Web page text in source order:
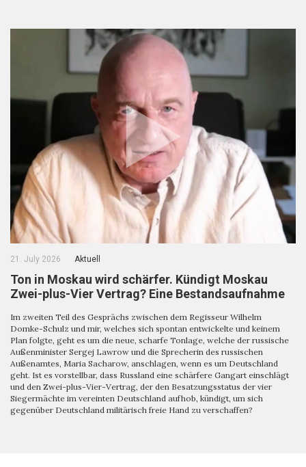
21. July 2026 Aktuell
Ton in Moskau wird schärfer. Kündigt Moskau
Zwei-plus-Vier Vertrag? Eine Bestandsaufnahme
Im zweiten Teil des Gesprächs zwischen dem Regisseur Wilhelm
Domke-Schulz und mir, welches sich spontan entwickelte und keinem
Plan folgte, geht es um die neue, scharfe Tonlage, welche der russische
Außenminister Sergej Lawrow und die Sprecherin des russischen
Außenamtes, Maria Sacharow, anschlagen, wenn es um Deutschland
geht. Ist es vorstellbar, dass Russland eine schärfere Gangart einschlägt
und den Zwei-plus-Vier-Vertrag, der den Besatzungsstatus der vier
Siegermächte im vereinten Deutschland aufhob, kündigt, um sich
gegenüber Deutschland militärisch freie Hand zu verschaffen?